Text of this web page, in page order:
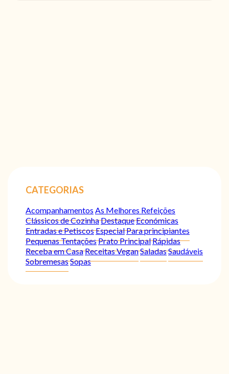
CATEGORIAS
Acompanhamentos As Melhores Refeições
Clássicos de CozinhaDestaqueEconómicas
Entradas e PetiscosEspecialPara principiantes
Pequenas TentaçõesPrato PrincipalRápidas
Receba em CasaReceitas VeganSaladasSaudáveis
SobremesasSopas